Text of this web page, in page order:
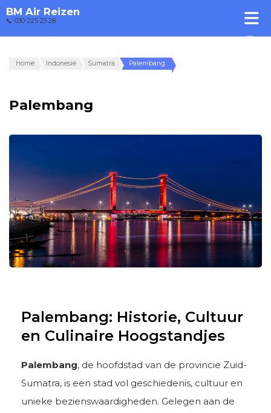
BM Air Reizen
📞 030-225 23 28
Home Indonesië Sumatra Palembang
Palembang
Palembang: Historie, Cultuur
en Culinaire Hoogstandjes
Palembang, de hoofdstad van de provincie Zuid-
Sumatra, is een stad vol geschiedenis, cultuur en
unieke bezienswaardigheden. Gelegen aan de